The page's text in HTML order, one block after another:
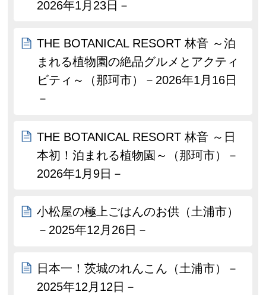
2026年1月23日－
THE BOTANICAL RESORT 林音 ～泊
まれる植物園の絶品グルメとアクティ
ビティ～（那珂市）－2026年1月16日
－
THE BOTANICAL RESORT 林音 ～日
本初！泊まれる植物園～（那珂市）－
2026年1月9日－
小松屋の極上ごはんのお供（土浦市）
－2025年12月26日－
日本一！茨城のれんこん（土浦市）－
2025年12月12日－